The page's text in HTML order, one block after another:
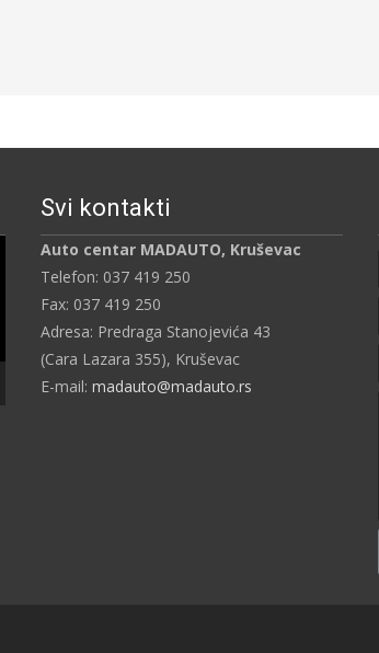
Svi kontakti
Auto centar MADAUTO, Kruševac
Telefon: 037 419 250
Fax: 037 419 250
Adresa: Predraga Stanojevića 43
(Cara Lazara 355), Kruševac
E-mail: madauto@madauto.rs